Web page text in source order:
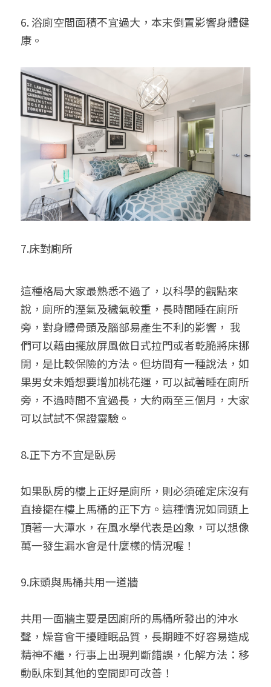
6. 浴廁空間面積不宜過大，本末倒置影響身體健
康。
7.床對廁所
這種格局大家最熟悉不過了，以科學的觀點來
說，廁所的溼氣及穢氣較重，長時間睡在廁所
旁，對身體骨頭及腦部易產生不利的影響， 我
們可以藉由擺放屏風做日式拉門或者乾脆將床挪
開，是比較保險的方法。但坊間有一種說法，如
果男女未婚想要增加桃花運，可以試著睡在廁所
旁，不過時間不宜過長，大約兩至三個月，大家
可以試試不保證靈驗。
8.正下方不宜是臥房
如果臥房的樓上正好是廁所，則必須確定床沒有
直接擺在樓上馬桶的正下方。這種情況如同頭上
頂著一大潭水，在風水學代表是凶象，可以想像
萬一發生漏水會是什麼樣的情況喔！
9.床頭與馬桶共用一道牆
共用一面牆主要是因廁所的馬桶所發出的沖水
聲，燥音會干擾睡眠品質，長期睡不好容易造成
精神不繼，行事上出現判斷錯誤，化解方法：移
動臥床到其他的空間即可改善！